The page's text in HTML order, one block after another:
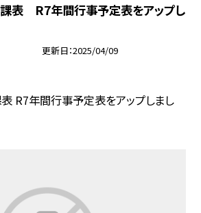
課表 R7年間行事予定表をアップし
更新日 2025/04/09
R7年間行事予定表をアップしまし